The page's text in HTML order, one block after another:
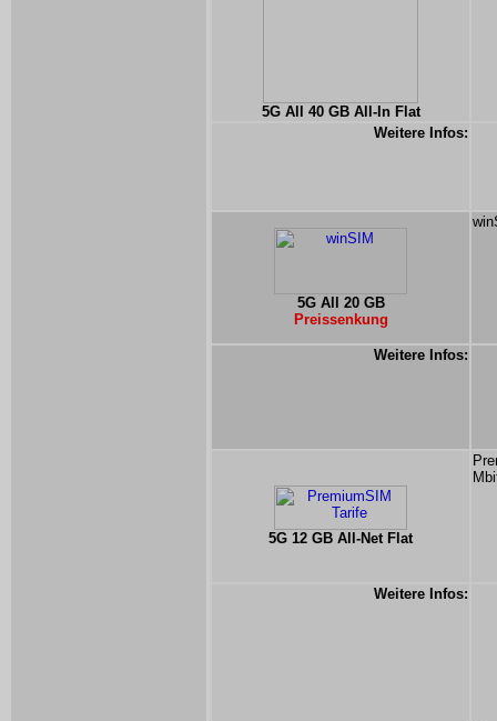
5G All 40 GB All-In Flat
Weitere Infos:
5G All 20 GB
Preissenkung
Weitere Infos:
5G 12 GB All-Net Flat
Weitere Infos: